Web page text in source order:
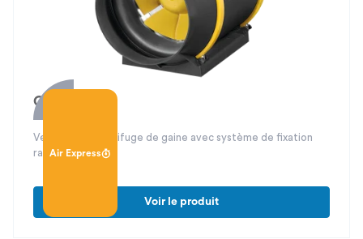
Air Express
Canal Fast
Ventilateur centrifuge de gaine avec système de fixation
rapide
Voir le produit